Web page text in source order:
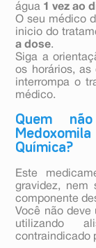
água 1 vez ao
O seu médico
inicio do
a dose.
Siga a
os horários, as
interrompa o
médico.
Quem
Química?
Este
gravidez, nem
componente
Você não deve
utilizando
contraindicado